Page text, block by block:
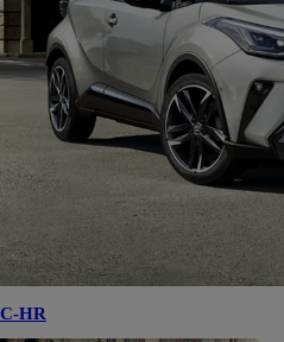
C-HR